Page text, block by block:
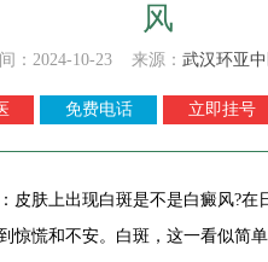
风
：2024-10-23 来源： 武汉环亚
免费电话 立即挂号
皮肤上出现白斑是不是白癜风?
惊慌和不安。白斑，这一看似简